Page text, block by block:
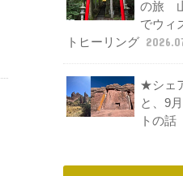
の旅
でウィ
トヒーリング
★シェ
と、9
トの話